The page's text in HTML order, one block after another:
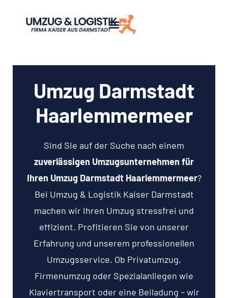
Umzug Darmstadt
Haarlemmermeer
Sind Sie auf der Suche nach einem
zuverlässigen Umzugsunternehmen für
Ihren Umzug Darmstadt Haarlemmermeer?
Bei Umzug & Logistik Kaiser Darmstadt
machen wir Ihren Umzug stressfrei und
effizient. Profitieren Sie von unserer
Erfahrung und unserem professionellen
Umzugsservice. Ob Privatumzug,
Firmenumzug oder Spezialanliegen wie
Klaviertransport oder eine Beiladung – wir